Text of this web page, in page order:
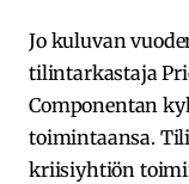
Jo kuluvan
tilintarkastaja
Componentan
toimintaansa.
kriisiyhtiön